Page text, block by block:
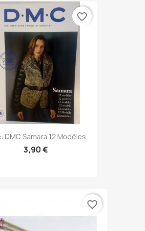
DMC Samara 12 Modèles
3,90 €
favorite_border
favorite_border